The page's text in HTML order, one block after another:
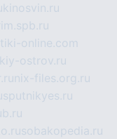
kinosvin.ru
online.com
ostrov.ru
nix-files.org.ru
sputnikyes.ru
sobakopedia.ru